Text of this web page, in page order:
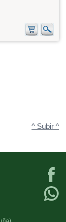
^ Subir ^